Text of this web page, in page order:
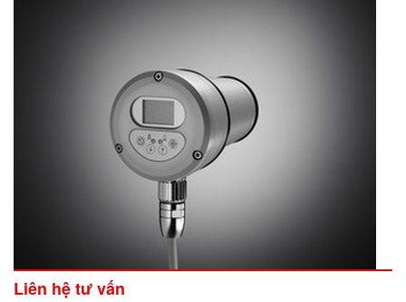
Liên hệ tư vấn